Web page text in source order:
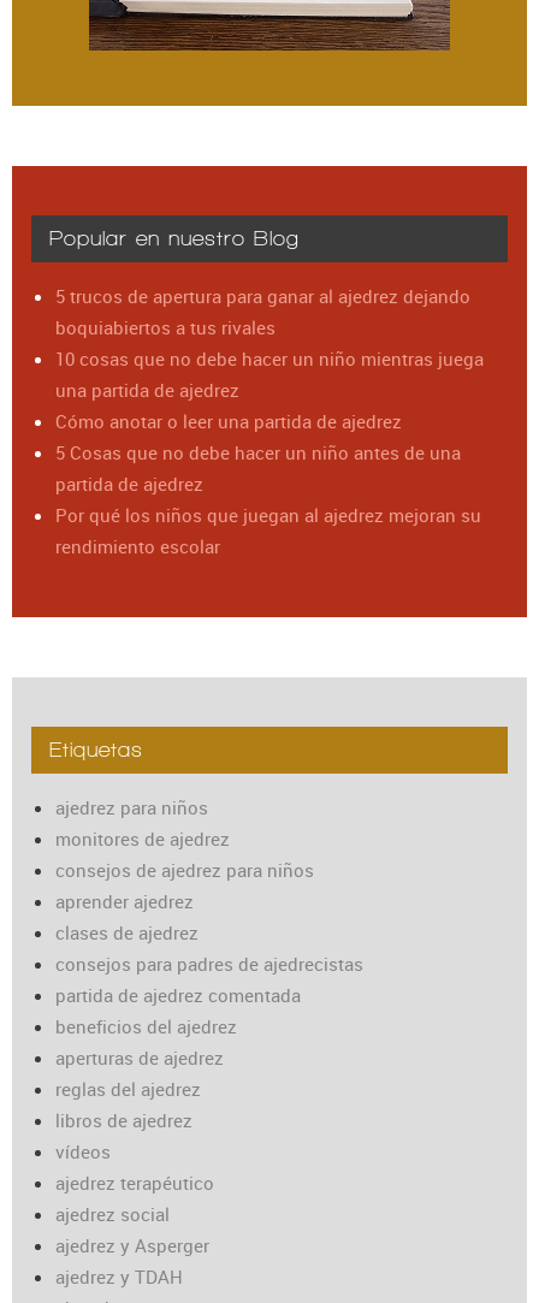
Popular en nuestro Blog
5 trucos de apertura para ganar al ajedrez dejando
boquiabiertos a tus rivales
10 cosas que no debe hacer un niño mientras juega
una partida de ajedrez
Cómo anotar o leer una partida de ajedrez
5 Cosas que no debe hacer un niño antes de una
partida de ajedrez
Por qué los niños que juegan al ajedrez mejoran su
rendimiento escolar
Etiquetas
ajedrez para niños
monitores de ajedrez
consejos de ajedrez para niños
aprender ajedrez
clases de ajedrez
consejos para padres de ajedrecistas
partida de ajedrez comentada
beneficios del ajedrez
aperturas de ajedrez
reglas del ajedrez
libros de ajedrez
vídeos
ajedrez terapéutico
ajedrez social
ajedrez y Asperger
ajedrez y TDAH